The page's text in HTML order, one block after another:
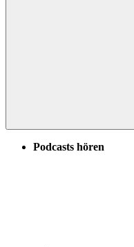
Podcasts hören